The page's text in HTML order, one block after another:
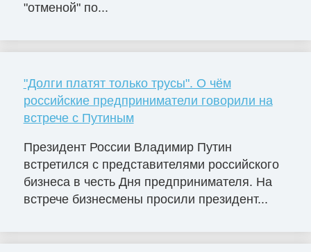
"отменой" по...
"Долги платят только трусы". О чём
российские предприниматели говорили на
встрече с Путиным
Президент России Владимир Путин
встретился с представителями российского
бизнеса в честь Дня предпринимателя. На
встрече бизнесмены просили президент...